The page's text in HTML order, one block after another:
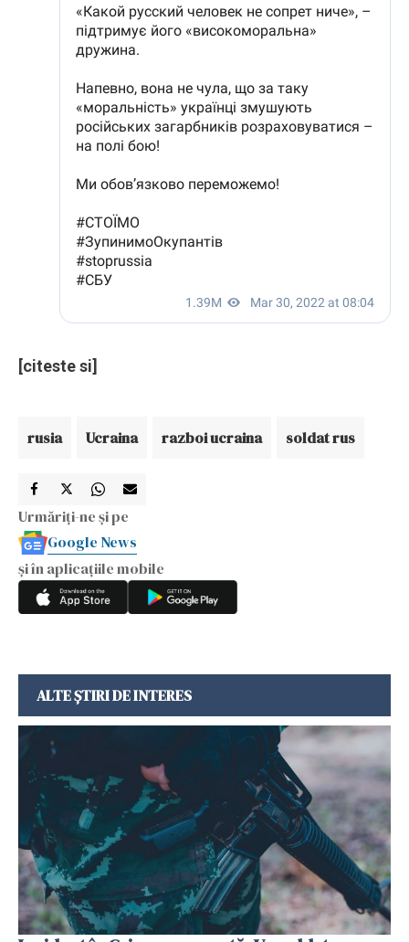
[citeste si]
rusia Ucraina razboi ucraina soldat rus
Urmăriți-ne și pe
Google News
și în aplicațiile mobile
ALTE ȘTIRI DE INTERES